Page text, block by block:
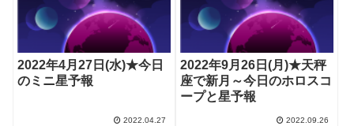
2022年4月27日(水)★今日
のミニ星予報
2022.04.27
2022年9月26日(月)★天秤
座で新月～今日のホロスコ
ープと星予報
2022.09.26